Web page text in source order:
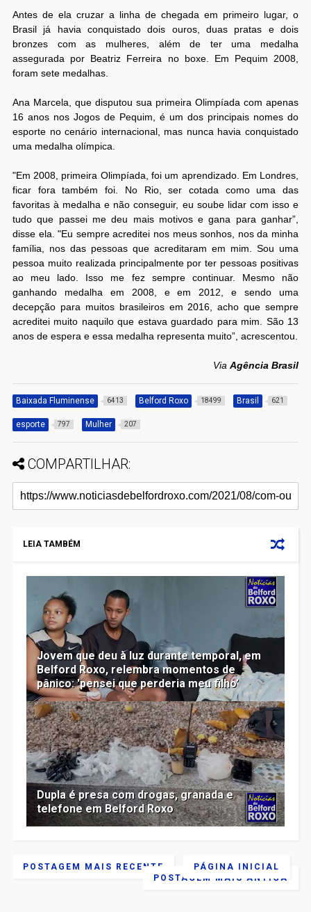
Antes de ela cruzar a linha de chegada em primeiro lugar, o
Brasil já havia conquistado dois ouros, duas pratas e dois
bronzes com as mulheres, além de ter uma medalha
assegurada por Beatriz Ferreira no boxe. Em Pequim 2008,
foram sete medalhas.
Ana Marcela, que disputou sua primeira Olimpíada com apenas
16 anos nos Jogos de Pequim, é um dos principais nomes do
esporte no cenário internacional, mas nunca havia conquistado
uma medalha olímpica.
"Em 2008, primeira Olimpíada, foi um aprendizado. Em Londres,
ficar fora também foi. No Rio, ser cotada como uma das
favoritas à medalha e não conseguir, eu soube lidar com isso e
tudo que passei me deu mais motivos e gana para ganhar”,
disse ela. "Eu sempre acreditei nos meus sonhos, nos da minha
família, nos das pessoas que acreditaram em mim. Sou uma
pessoa muito realizada principalmente por ter pessoas positivas
ao meu lado. Isso me fez sempre continuar. Mesmo não
ganhando medalha em 2008, e em 2012, e sendo uma
decepção para muitos brasileiros em 2016, acho que sempre
acreditei muito naquilo que estava guardado para mim. São 13
anos de espera e essa medalha representa muito”, acrescentou.
ViaAgência Brasil
Baixada Fluminense 6413 Belford Roxo 18499 Brasil 621
esporte 797 Mulher 207
COMPARTILHAR:
LEIA TAMBÉM
Jovem que deu à luz durante temporal, em
Belford Roxo, relembra momentos de
pânico: 'pensei que perderia meu filho’
Dupla é presa com drogas, granada e
telefone em Belford Roxo
POSTAGEM MAIS RECENTE
POSTAGEM MAIS ANTIGA
PÁGINA INICIAL